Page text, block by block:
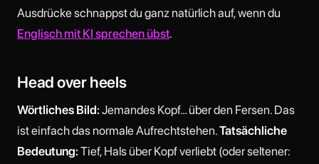
Ausdrücke schnappst du ganz natürlich auf, wenn du
Englisch mit KI sprechen übst.
Head over heels
Wörtliches Bild: Jemandes Kopf… über den Fersen. Das
ist einfach das normale Aufrechtstehen.Tatsächliche
Bedeutung: Tief, Hals über Kopf verliebt (oder seltener: